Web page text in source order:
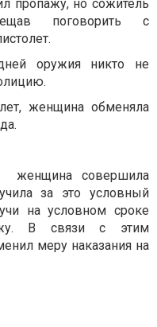
пропажу, но сожитель
поговорить с
оружия никто не
женщина обменяла
женщина совершила
за это условный
на условном сроке
В связи с этим
меру наказания на
свободы.